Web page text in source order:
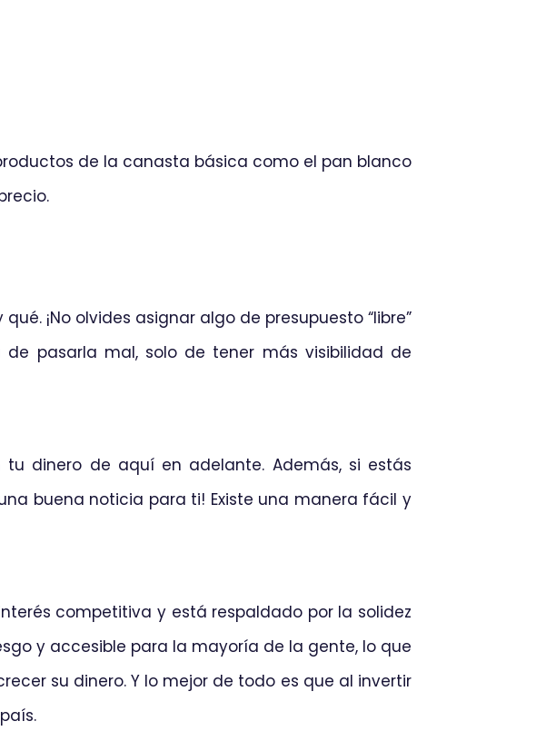
de la canasta básica como el pan blanco
¡No olvides asignar algo de presupuesto “libre”
pasarla mal, solo de tener más visibilidad de
dinero de aquí en adelante. Además, si estás
buena noticia para ti! Existe una manera fácil y
competitiva y está respaldado por la solidez
y accesible para la mayoría de la gente, lo que
su dinero. Y lo mejor de todo es que al invertir